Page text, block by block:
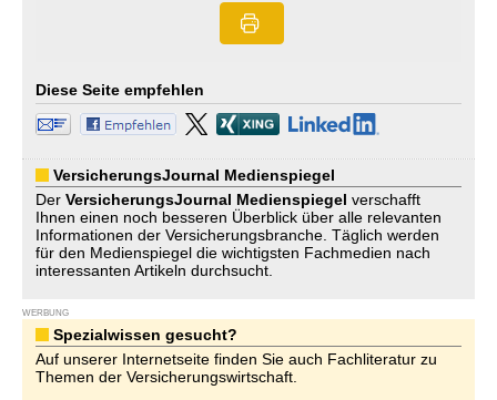
Diese Seite empfehlen
VersicherungsJournal Medienspiegel
Der VersicherungsJournal Medienspiegel verschafft
Ihnen einen noch besseren Überblick über alle relevanten
Informationen der Versicherungsbranche. Täglich werden
für den Medienspiegel die wichtigsten Fachmedien nach
interessanten Artikeln durchsucht.
WERBUNG
Spezialwissen gesucht?
Auf unserer Internetseite finden Sie auch Fachliteratur zu
Themen der Versicherungswirtschaft.